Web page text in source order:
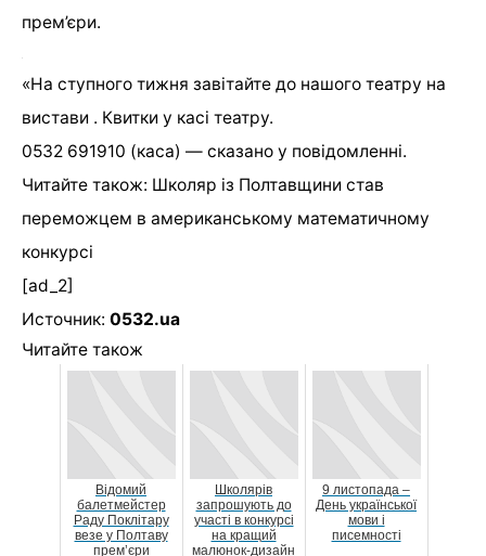
прем’єри.
«На ступного тижня завітайте до нашого театру на
вистави . Квитки у касі театру.
0532 691910 (каса) — сказано у повідомленні.
Читайте також: Школяр із Полтавщини став
переможцем в американському математичному
конкурсі
[ad_2]
Источник: 0532.ua
Читайте також
Відомий
балетмейстер
Раду Поклітару
везе у Полтаву
прем’єри
Школярів
запрошують до
участі в конкурсі
на кращий
малюнок-дизайн
9 листопада –
День української
мови і
писемності